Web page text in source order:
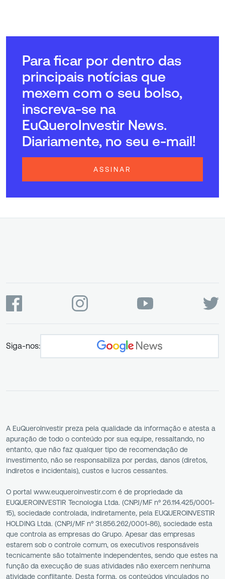
Para ficar por dentro das
principais notícias que
mexem com o seu bolso,
inscreva-se na
EuQueroInvestir News.
Diariamente, no seu e-mail!
ASSINAR
Siga-nos:
A EuQueroInvestir preza pela qualidade da informação e atesta a
apuração de todo o conteúdo por sua equipe, ressaltando, no
entanto, que não faz qualquer tipo de recomendação de
investimento, não se responsabiliza por perdas, danos (diretos,
indiretos e incidentais), custos e lucros cessantes.
O portal www.euqueroinvestir.com é de propriedade da
EUQUEROINVESTIR Tecnologia Ltda. (CNPJ/MF nº 26.114.425/0001-
15), sociedade controlada, indiretamente, pela EUQUEROINVESTIR
HOLDING Ltda. (CNPJ/MF nº 31.856.262/0001-86), sociedade esta
que controla as empresas do Grupo. Apesar das empresas
estarem sob o controle comum, os executivos responsáveis
tecnicamente são totalmente independentes, sendo que estes na
função da execução de suas atividades não exercem nenhuma
atividade conflitante. Desta forma, os conteúdos vinculados no